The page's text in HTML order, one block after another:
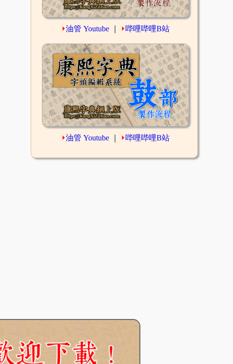
⏵油管 Youtube ⏵哔哩哔哩B站
⏵油管 Youtube ⏵哔哩哔哩B站